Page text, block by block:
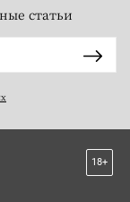
статьи
18+